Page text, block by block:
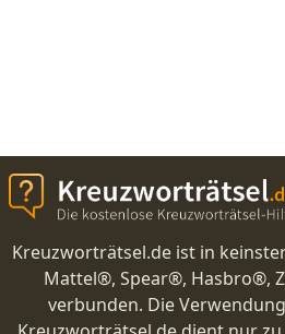
Kreuzworträtsel.de ist in keinster
Mattel®, Spear®, Hasbro®,
verbunden. Die